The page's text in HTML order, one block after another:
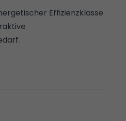
Effizienzklasse